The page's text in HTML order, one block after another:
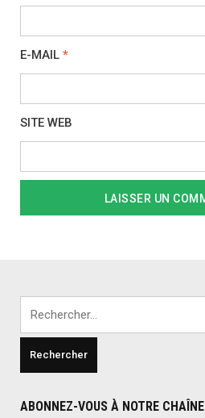
E-MAIL *
SITE WEB
ABONNEZ-VOUS À NOTRE CHAÎNE